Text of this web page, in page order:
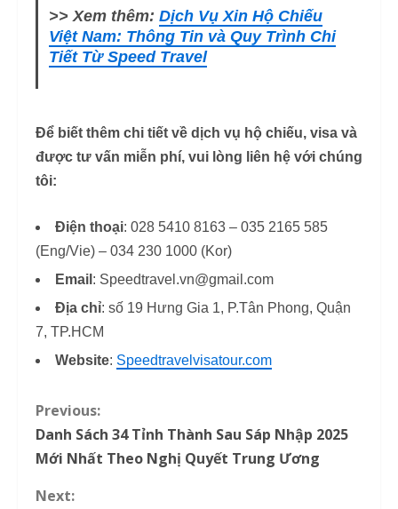
>> Xem thêm: Dịch Vụ Xin Hộ Chiếu
Việt Nam: Thông Tin và Quy Trình Chi
Tiết Từ Speed Travel
Để biết thêm chi tiết về dịch vụ hộ chiếu, visa và
được tư vấn miễn phí, vui lòng liên hệ với chúng
tôi:
Điện thoại: 028 5410 8163 – 035 2165 585
(Eng/Vie) – 034 230 1000 (Kor)
Email : Speedtravel.vn@gmail.com
Địa chỉ: số 19 Hưng Gia 1, P.Tân Phong, Quận
7, TP.HCM
Website: Speedtravelvisatour.com
C
o
n
Previous:
Danh Sách 34 Tỉnh Thành Sau Sáp Nhập 2025
Mới Nhất Theo Nghị Quyết Trung Ương
Next: